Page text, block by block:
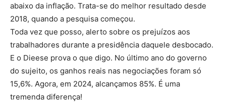
abaixo da inflação. Trata-se do melhor resultado desde
2018, quando a pesquisa começou.
Toda vez que posso, alerto sobre os prejuízos aos
trabalhadores durante a presidência daquele desbocado.
E o Dieese prova o que digo. No último ano do governo
do sujeito, os ganhos reais nas negociações foram só
15,6%. Agora, em 2024, alcançamos 85%. É uma
tremenda diferença!